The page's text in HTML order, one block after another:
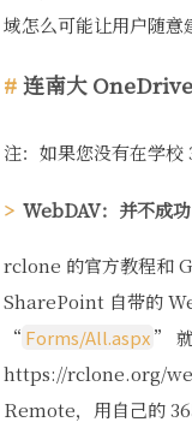
域怎么可能让用户随意
连南大
注：如果您没有在学校
WebDAV：并不成功
rclone 的官方教程和
SharePoint 自带的
“ Forms/All.aspx”
https://rclone.org/
Remote，用自己的